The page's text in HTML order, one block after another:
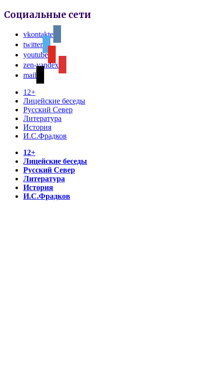
Социальные сети
vkontakte
twitter
youtube
zen-yandex
mail
12+
Лицейские беседы
Русский Север
Литература
История
И.С.Фрадков
12+
Лицейские беседы
Русский Север
Литература
История
И.С.Фрадков